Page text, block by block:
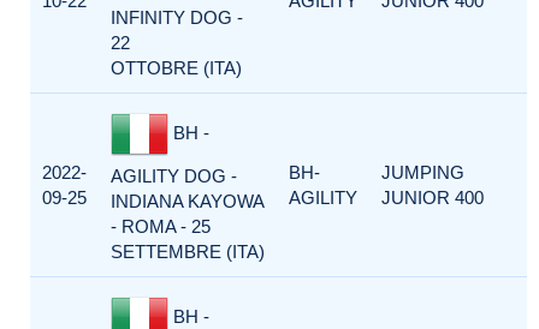
INFINITY DOG -
22
OTTOBRE (ITA)
2022-
09-25
BH -
AGILITY DOG -
INDIANA KAYOWA
- ROMA - 25
SETTEMBRE (ITA)
BH-
AGILITY
JUMPING
JUNIOR 400
BH -